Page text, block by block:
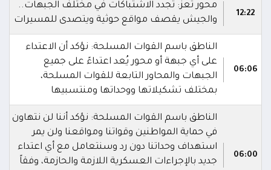
12:22
محور تعز: تجدد الاشتباكات في مختلف الجبهات..
والجيش يقصف مواقع حوثية ويتصدى للمسيرات
06:06
الناطق باسم القوات المسلحة: نؤكد أن الاعتداء
على أي جبهة أو محور يُعد اعتداءً على جميع
الجبهات والمحاور التابعة للقوات المسلحة،
بمختلف تشكيلاتها ووحداتها ومنتسبيها
06:00
الناطق باسم القوات المسلحة: نؤكد أننا لن نتهاون
في حماية المواطنين وقواتنا ومواقعنا ولن يمر
استهداف وحداتنا دون رد وسنتعامل مع أي اعتداء
جديد بالإجراءات العسكرية اللازمة والحازمة، وفقاً